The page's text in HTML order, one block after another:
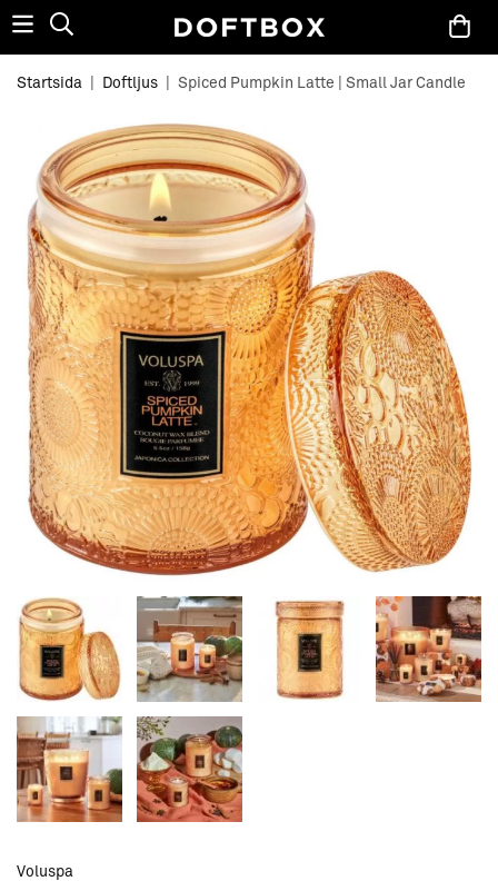
Startsida Doftljus Spiced Pumpkin Latte | Small Jar Candle
Voluspa